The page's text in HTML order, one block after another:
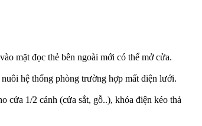
mặt đọc thẻ bên ngoài mới có thể mở cửa.
hệ thống phòng trường hợp mất điện lưới.
cửa 1/2 cánh (cửa sắt, gỗ..), khóa điện kéo thả